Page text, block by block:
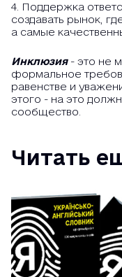
4. Поддержка
создавать рынок,
а самые
Инклюзия - это не
формальное
равенстве и
этого - на это
сообщество.
Читать